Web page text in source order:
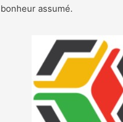
bonheur assumé.